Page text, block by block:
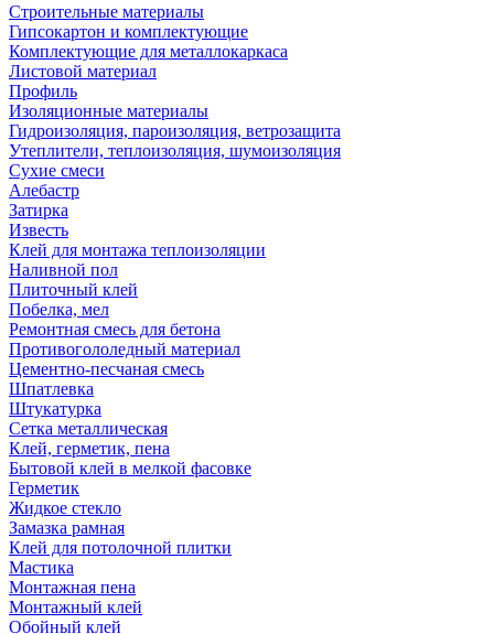
Строительные материалы
Гипсокартон и комплектующие
Комплектующие для металлокаркаса
Листовой материал
Профиль
Изоляционные материалы
Гидроизоляция, пароизоляция, ветрозащита
Утеплители, теплоизоляция, шумоизоляция
Сухие смеси
Алебастр
Затирка
Известь
Клей для монтажа теплоизоляции
Наливной пол
Плиточный клей
Побелка, мел
Ремонтная смесь для бетона
Противогололедный материал
Цементно-песчаная смесь
Шпатлевка
Штукатурка
Сетка металлическая
Клей, герметик, пена
Бытовой клей в мелкой фасовке
Герметик
Жидкое стекло
Замазка рамная
Клей для потолочной плитки
Мастика
Монтажная пена
Монтажный клей
Обойный клей